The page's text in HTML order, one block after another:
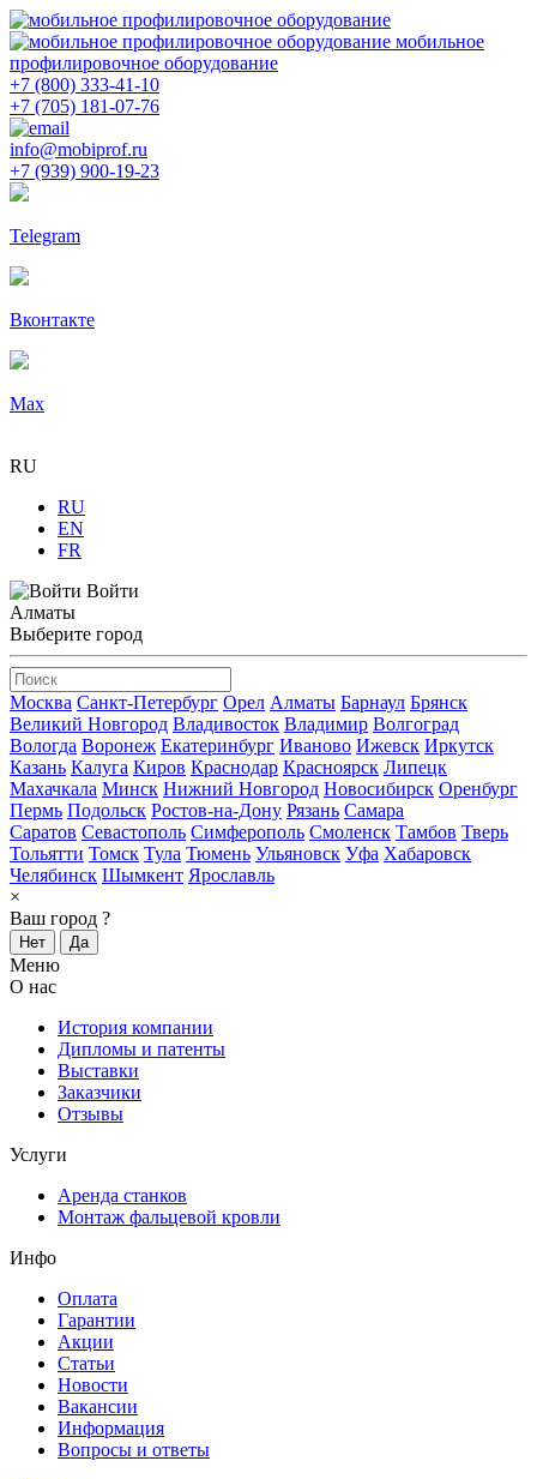
мобильное
профилировочное оборудование
+7 (800) 333-41-10
+7 (705) 181-07-76
info@mobiprof.ru
+7 (939) 900-19-23
Telegram
Вконтакте
Max
RU
RU
EN
FR
Войти
Алматы
Выберите город
Москва Санкт-Петербург Орел Алматы Барнаул Брянск
Великий Новгород Владивосток Владимир Волгоград
Вологда Воронеж Екатеринбург Иваново Ижевск Иркутск
Казань Калуга Киров Краснодар Красноярск Липецк
Махачкала Минск Нижний Новгород Новосибирск Оренбург
Пермь Подольск Ростов-на-Дону Рязань Самара
Саратов Севастополь Симферополь Смоленск Тамбов Тверь
Тольятти Томск Тула Тюмень Ульяновск Уфа Хабаровск
Челябинск Шымкент Ярославль
×
Ваш город ?
Нет Да
Меню
О нас
История компании
Дипломы и патенты
Выставки
Заказчики
Отзывы
Услуги
Аренда станков
Монтаж фальцевой кровли
Инфо
Оплата
Гарантии
Акции
Статьи
Новости
Вакансии
Информация
Вопросы и ответы